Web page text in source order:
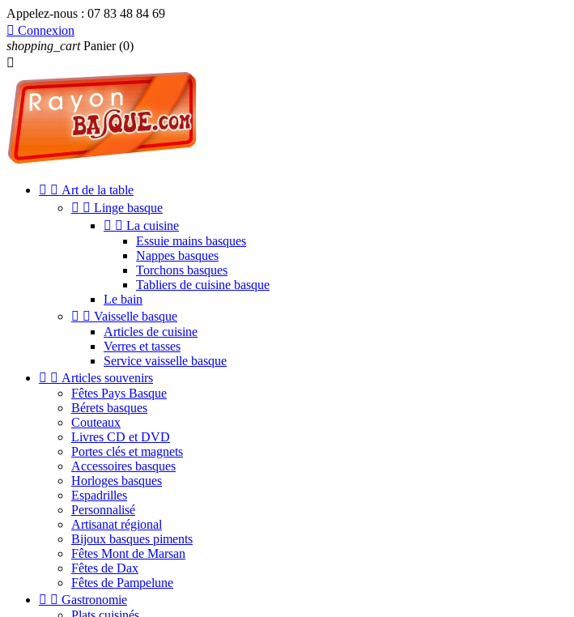
Appelez-nous : 07 83 48 84 69
 Connexion
shopping_cart Panier (0)

  Art de la table
  Linge basque
  La cuisine
Essuie mains basques
Nappes basques
Torchons basques
Tabliers de cuisine basque
Le bain
  Vaisselle basque
Articles de cuisine
Verres et tasses
Service vaisselle basque
  Articles souvenirs
Fêtes Pays Basque
Bérets basques
Couteaux
Livres CD et DVD
Portes clés et magnets
Accessoires basques
Horloges basques
Espadrilles
Personnalisé
Artisanat régional
Bijoux basques piments
Fêtes Mont de Marsan
Fêtes de Dax
Fêtes de Pampelune
  Gastronomie